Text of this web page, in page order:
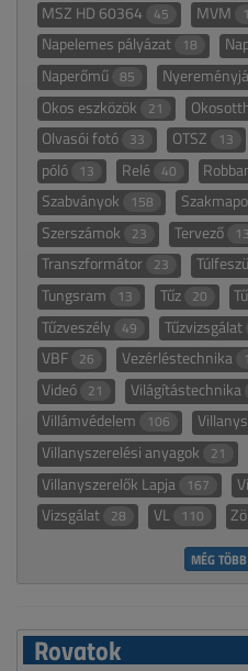
MSZ HD 60364 45 MVM
Napelemes pályázat 18
Naperőmű 85
Okos eszközök 21
Olvasói fotó 33 OTSZ 13
póló 13 Relé 40
Szabványok 158
Szerszámok 23 Tervező 13
Transzformátor 23
Tungsram 13 Tűz 20
Tűzveszély 49 Tűzvizsgálat
VBF 26 Vezérléstechnika
Videó 21 Világítástechnika
Villámvédelem 106
Villanyszerelési anyagok 21
Villanyszerelők Lapja 167
Vizsgálat 28 VL 110
MÉG
Rovatok